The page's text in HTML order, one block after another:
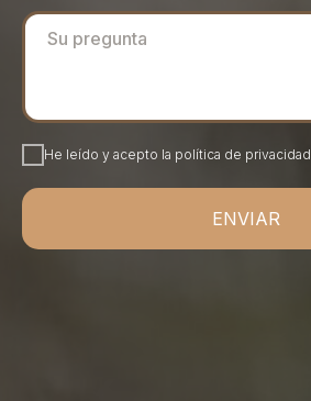
He leído y acepto la política de privacidad
ENVIAR